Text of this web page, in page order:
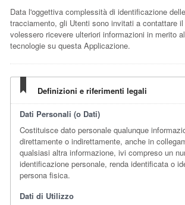
Data l'oggettiva complessità di identificazione
tracciamento, gli Utenti sono invitati a contattare
volessero ricevere ulteriori informazioni in merito
tecnologie su questa Applicazione.
Definizioni e riferimenti legali
Dati Personali (o Dati)
Costituisce dato personale qualunque
direttamente o indirettamente, anche in
qualsiasi altra informazione, ivi compreso un
identificazione personale, renda identificata o
persona fisica.
Dati di Utilizzo